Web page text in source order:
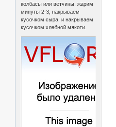
колбасы или ветчины, жарим
минуты 2-3, накрываем
кусочком сыра, и накрываем
кусочком хлебной мякоти.